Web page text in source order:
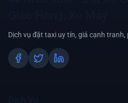
Dịch vụ đặt taxi uy tín, giá cạnh